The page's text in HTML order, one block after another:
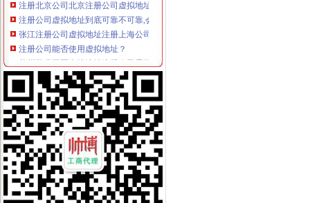
注册公司虚拟地址到底可靠不可靠,会不会有人来查我？-商务服务
张江注册公司虚拟地址注册上海公司流程_搜狐财经_搜狐网
注册公司能否使用虚拟地址？
苏州工业园区虚拟地址注册公司需要哪些-商务服务-番禺社区网
公司注册地址,虚拟地址能注册吗
提供公司注册虚拟地址注册公司-爱喇叭网
陆家嘴注册公司,虚拟地址欢迎内外资企业落户！-产品网
北京虚拟注册地址_公司虚拟注册地址_虚拟办公地址
【58同城】注册公司虚拟地址
【提供公司注册地址虚拟注册地址】价格,厂家,图片,公司注册、
北京虚拟办公室提供虚拟注册公司注册地址图片,北京虚拟办公室提供
虚拟地址注册公司利弊各是什么
上海虚拟地址注册公司价格-商务服务-铁道网
上海崇明虚拟地址注册公司材料-商务服务